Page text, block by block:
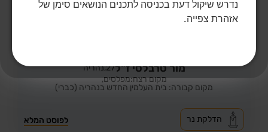
מור טרבלסי ז"ל27,נהריה
מקום רצח:מפלסים,
מקום קבורה: בית העלמין החדש בנהריה (כברי)
לפוסט המלא הדלקת נר
נדרש שיקול דעת בכניסה לתכנים הנושאים סימן של
אזהרת צפייה.